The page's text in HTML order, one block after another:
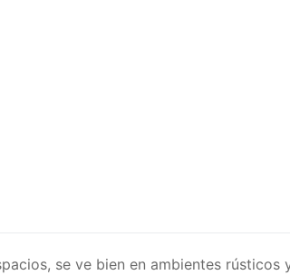
se ve bien en ambientes rústicos